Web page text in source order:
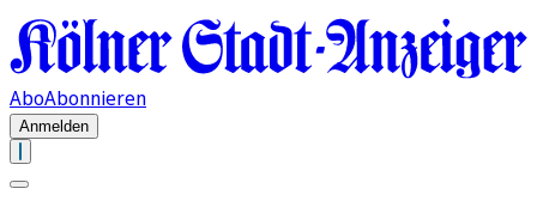
AboAbonnieren
Anmelden